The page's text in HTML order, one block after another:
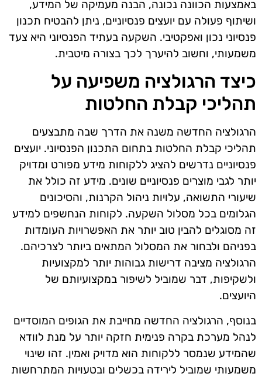
באמצעות הכוונה נכונה, הבנה מעמיקה של המידע,
ושיתוף פעולה עם יועצים פנסיוניים, ניתן להבטיח תכנון
פנסיוני נכון ואפקטיבי. השקעה בעתיד הפנסיוני היא צעד
משמעותי, וחשוב להיערך לכך בצורה מיטבית.
כיצד הרגולציה משפיעה על
תהליכי קבלת החלטות
הרגולציה החדשה משנה את הדרך שבה מתבצעים
תהליכי קבלת החלטות בתחום התכנון הפנסיוני. יועצים
פנסיוניים נדרשים להציג ללקוחות מידע מפורט ומדויק
יותר לגבי מוצרים פנסיוניים שונים. מידע זה כולל את
שיעורי התשואה, עלויות ניהול הקרנות, והסיכונים
הגלומים בכל מסלול השקעה. לקוחות הנחשפים למידע
זה מסוגלים להבין טוב יותר את האפשרויות העומדות
בפניהם ולבחור את המסלול המתאים ביותר לצרכיהם.
הרגולציה מציבה דרישות גבוהות יותר למקצועיות
ולשקיפות, דבר שמוביל לשיפור במקצועיותם של
היועצים.
בנוסף, הרגולציה החדשה מחייבת את הגופים המוסדיים
לנהל מערכת בקרה פנימית חזקה יותר על מנת לוודא
שהמידע שנמסר ללקוחות הוא מדויק ואמין. זהו שינוי
משמעותי שמוביל לירידה בכשלים ובטעויות המתרחשות